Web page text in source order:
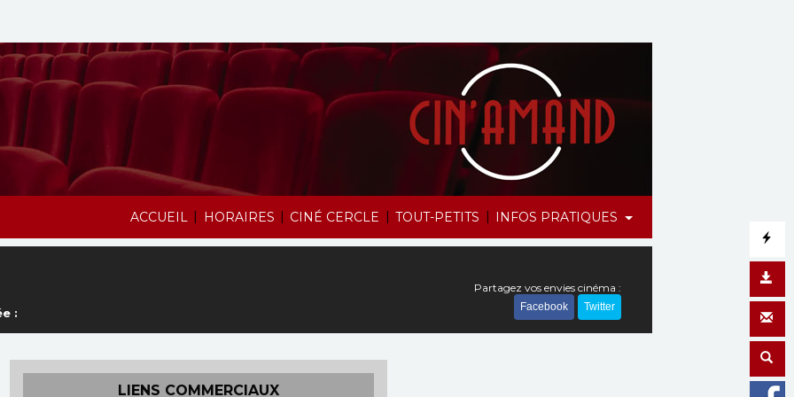
ACCUEIL | HORAIRES | CINÉ CERCLE | TOUT-PETITS | INFOS PRATIQUES
:
Partagez vos envies cinéma :
Facebook Twitter
LIENS COMMERCIAUX